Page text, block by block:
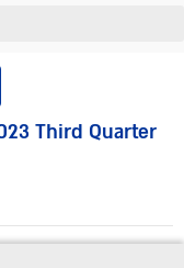
Third Quarter